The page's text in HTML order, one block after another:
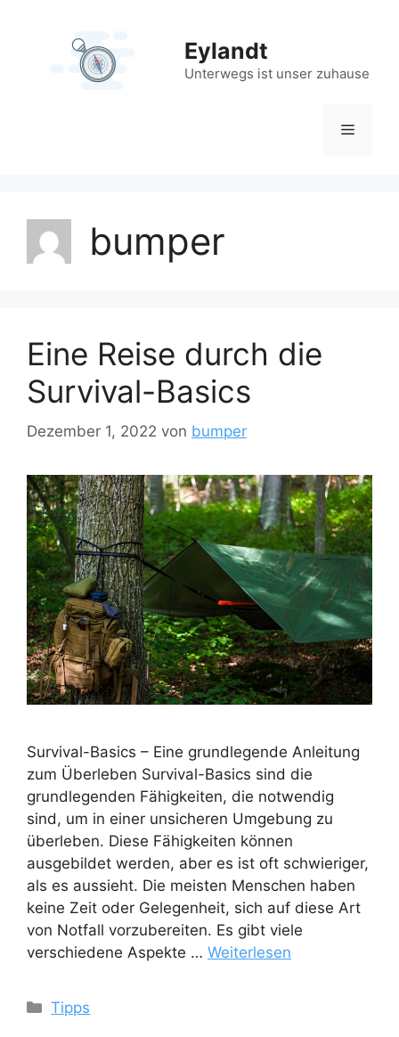
Eylandt
Unterwegs ist unser zuhause
Menü
bumper
Eine Reise durch die
Survival-Basics
Dezember 1, 2022 von bumper
Survival-Basics – Eine grundlegende Anleitung
zum Überleben Survival-Basics sind die
grundlegenden Fähigkeiten, die notwendig
sind, um in einer unsicheren Umgebung zu
überleben. Diese Fähigkeiten können
ausgebildet werden, aber es ist oft schwieriger,
als es aussieht. Die meisten Menschen haben
keine Zeit oder Gelegenheit, sich auf diese Art
von Notfall vorzubereiten. Es gibt viele
verschiedene Aspekte … Weiterlesen
Kategorien
Tipps